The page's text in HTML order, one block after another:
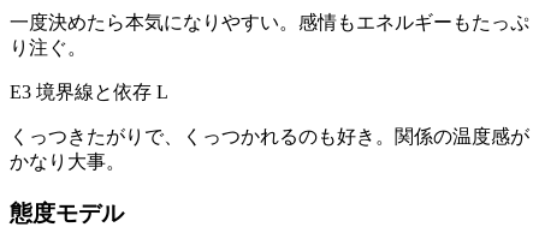
一度決めたら本気になりやすい。感情もエネルギーもたっぷ
り注ぐ。
E3 境界線と依存 L
くっつきたがりで、くっつかれるのも好き。関係の温度感が
かなり大事。
態度モデル